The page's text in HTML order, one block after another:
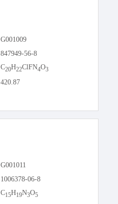
G001009
847949-56-8
C20H22ClFN4O3
420.87
G001011
1006378-06-8
C15H19N3O5